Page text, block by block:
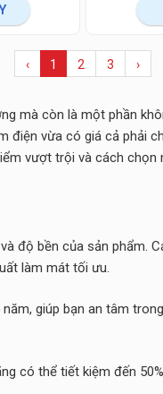
‹ 1 2 3 ›
mà còn là một phần
vừa có giá cả phải
vượt trội và cách chọn
độ bền của sản phẩm.
làm mát tối ưu.
giúp bạn an tâm
có thể tiết kiệm đến